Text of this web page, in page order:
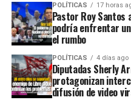
POLÍTICAS 17 horas
Pastor Roy Santos
podría enfrentar
el rumbo
POLÍTICAS 4 días ago
Diputadas Sherly
protagonizan
difusión de video